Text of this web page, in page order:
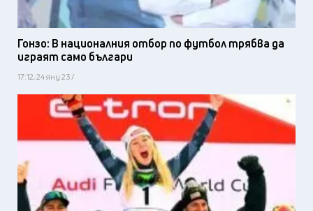
Гонзо: В националния отбор по футбол трябва да
играят само българи
17:12, 24 яну 23 /